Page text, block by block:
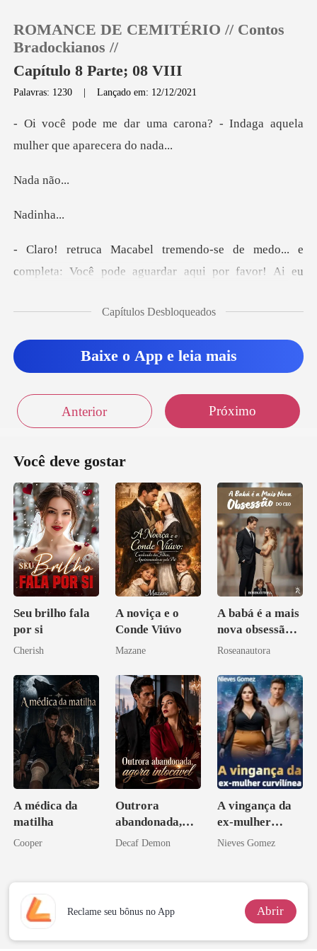
Loja
Histórico
Baixar App
ROMANCE DE CEMITÉRIO // Contos
Bradockianos //
Capítulo 8 Parte; 08 VIII
Palavras: 1230 |Lançado em: 12/12/2021
arona? - Indaga aquela
mulh
a n
inh
.. e
completa: Você pode aguardar aqui por fa
passo en
Capítulos Desbloqueados
Baixe o App e leia mais
Anterior Próximo
Você deve gostar
Seu brilho fala
por si
Cherish
A noviça e o
Conde Viúvo
Mazane
A babá é a mais
nova obsessão
do CEO
Roseanautora
A médica da
matilha
Cooper
Outrora
abandonada,
agora intocável
Decaf Demon
A vingança da
ex-mulher
curvilínea
Nieves Gomez
Reclame seu bônus no App Abrir